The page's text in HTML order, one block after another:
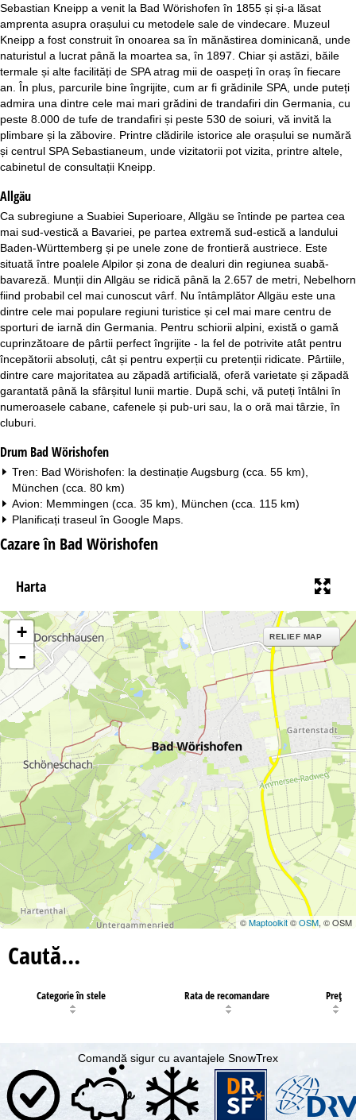
Sebastian Kneipp a venit la Bad Wörishofen în 1855 și și-a lăsat
amprenta asupra orașului cu metodele sale de vindecare. Muzeul
Kneipp a fost construit în onoarea sa în mănăstirea dominicană, unde
naturistul a lucrat până la moartea sa, în 1897. Chiar și astăzi, băile
termale și alte facilități de SPA atrag mii de oaspeți în oraș în fiecare
an. În plus, parcurile bine îngrijite, cum ar fi grădinile SPA, unde puteți
admira una dintre cele mai mari grădini de trandafiri din Germania, cu
peste 8.000 de tufe de trandafiri și peste 530 de soiuri, vă invită la
plimbare și la zăbovire. Printre clădirile istorice ale orașului se numără
și centrul SPA Sebastianeum, unde vizitatorii pot vizita, printre altele,
cabinetul de consultații Kneipp.
Allgäu
Ca subregiune a Suabiei Superioare, Allgäu se întinde pe partea cea
mai sud-vestică a Bavariei, pe partea extremă sud-estică a landului
Baden-Württemberg și pe unele zone de frontieră austriece. Este
situată între poalele Alpilor și zona de dealuri din regiunea suabă-
bavareză. Munții din Allgäu se ridică până la 2.657 de metri, Nebelhorn
fiind probabil cel mai cunoscut vârf. Nu întâmplător Allgäu este una
dintre cele mai populare regiuni turistice și cel mai mare centru de
sporturi de iarnă din Germania. Pentru schiorii alpini, există o gamă
cuprinzătoare de pârtii perfect îngrijite - la fel de potrivite atât pentru
începătorii absoluți, cât și pentru experții cu pretenții ridicate. Pârtiile,
dintre care majoritatea au zăpadă artificială, oferă varietate și zăpadă
garantată până la sfârșitul lunii martie. După schi, vă puteți întâlni în
numeroasele cabane, cafenele și pub-uri sau, la o oră mai târzie, în
cluburi.
Drum Bad Wörishofen
Tren: Bad Wörishofen: la destinație Augsburg (cca. 55 km),
München (cca. 80 km)
Avion: Memmingen (cca. 35 km), München (cca. 115 km)
Planificați traseul în Google Maps
Cazare în Bad Wörishofen
Harta
+
-
RELIEF MAP
©Maptoolkit©OSM, © OSM
Caută…
Categorie în stele Rata de recomandare Preţ
Comandă sigur cu avantajele SnowTrex